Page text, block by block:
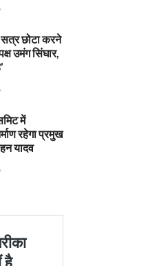
छोटा करने
उमंग सिंघार,
में
रहेगा प्रमुख
यादव